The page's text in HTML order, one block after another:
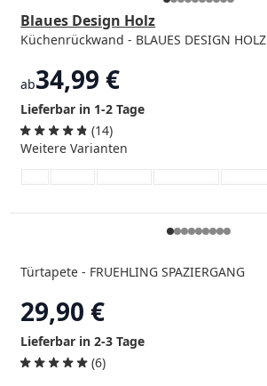
Blaues Design Holz
Küchenrückwand - BLAUES DESIGN HOLZ
ab34,99 €
Lieferbar in 1-2 Tage
(14)
Weitere Varianten
Türtapete - FRUEHLING SPAZIERGANG
29,90 €
Lieferbar in 2-3 Tage
(6)